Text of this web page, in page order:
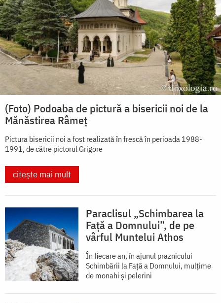
(Foto) Podoaba de pictură a bisericii noi de la
Mănăstirea Râmeț
Pictura bisericii noi a fost realizată în frescă în perioada 1988-
1991, de către pictorul Grigore
citește mai mult
Paraclisul „Schimbarea la
Față a Domnului”, de pe
vârful Muntelui Athos
În fiecare an, în ajunul praznicului
Schimbării la Faţă a Domnului, mulţime
de monahi şi pelerini